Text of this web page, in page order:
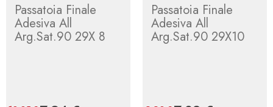
Passatoia Finale
Adesiva All
Arg.Sat.90 29X 8
Passatoia Finale
Adesiva All
Arg.Sat.90 29X10